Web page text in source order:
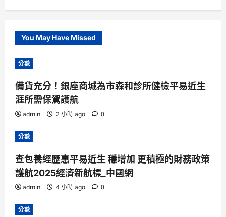
You May Have Missed
分數
備貨充分！銀座商城為市森和診所健檢平易近生
涯所需保駕護航
admin 2 小時 ago 0
分數
查包養經歷惠平易近生 穩增加 更積極的財務政策
護航2025經濟新航標_中國網
admin 4 小時 ago 0
分數